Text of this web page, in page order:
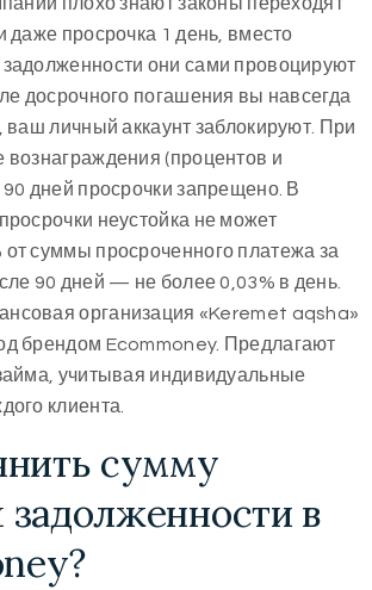
даже просрочка 1 день, вместо
они сами провоцируют
досрочного погашения вы навсегда
ваш личный аккаунт заблокируют. При
вознаграждения (процентов и
дней просрочки запрещено. В
неустойка не может
суммы просроченного платежа за
90 дней — не более 0,03% в день.
организация «Keremet aqsha»
брендом Ecommoney. Предлагают
учитывая индивидуальные
клиента.
сумму
в